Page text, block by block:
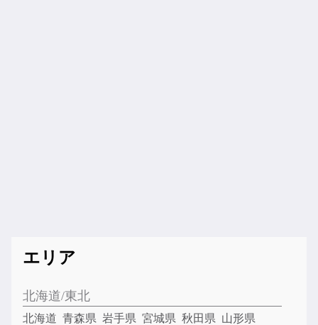
エリア
北海道/東北
北海道 青森県 岩手県 宮城県 秋田県 山形県